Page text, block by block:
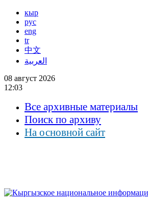
кыр
рус
eng
tr
中文
العربية
08 август 2026
12:03
Все архивные материалы
Поиск по архиву
На основной сайт